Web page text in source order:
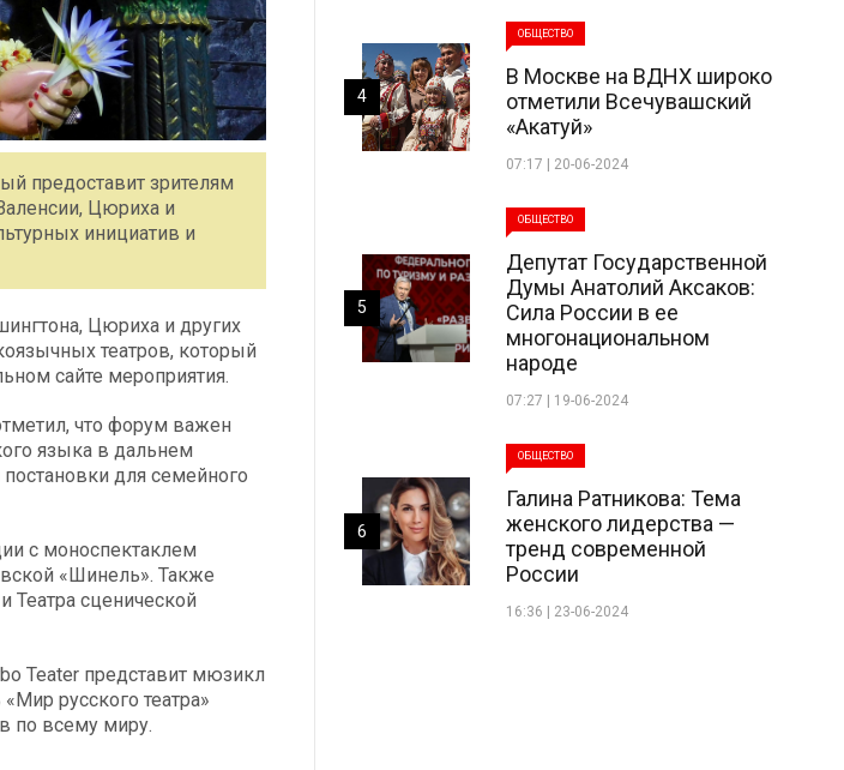
предоставит зрителям
Цюриха и
инициатив и
Цюриха и других
театров, который
сайте мероприятия.
что форум важен
языка в дальнем
для семейного
с моноспектаклем
«Шинель». Также
Театра сценической
Teater представит мюзикл
русского театра»
по всему миру.
ОБЩЕСТВО
В Москве на ВДНХ широко
отметили Всечувашский
«Акатуй»
07:17 | 20-06-2024
4
ОБЩЕСТВО
Депутат Государственной
Думы Анатолий Аксаков:
Сила России в ее
многонациональном
народе
07:27 | 19-06-2024
5
ОБЩЕСТВО
Галина Ратникова: Тема
женского лидерства —
тренд современной
России
16:36 | 23-06-2024
6